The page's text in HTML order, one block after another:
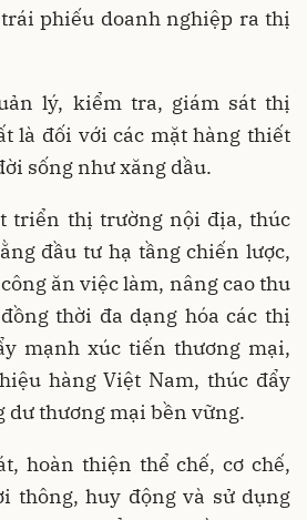
phiếu doanh nghiệp ra thị
lý, kiểm tra, giám sát thị
là đối với các mặt hàng thiết
sống như xăng dầu.
triển thị trường nội địa, thúc
đầu tư hạ tầng chiến lược,
ăn việc làm, nâng cao thu
thời đa dạng hóa các thị
mạnh xúc tiến thương mại,
hàng Việt Nam, thúc đẩy
dư thương mại bền vững.
hoàn thiện thể chế, cơ chế,
thông, huy động và sử dụng